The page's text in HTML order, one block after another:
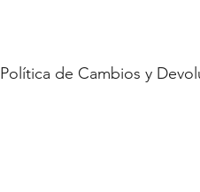
Política de Cambios y